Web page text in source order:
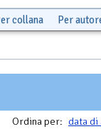
collana Per
Ordina per: data di